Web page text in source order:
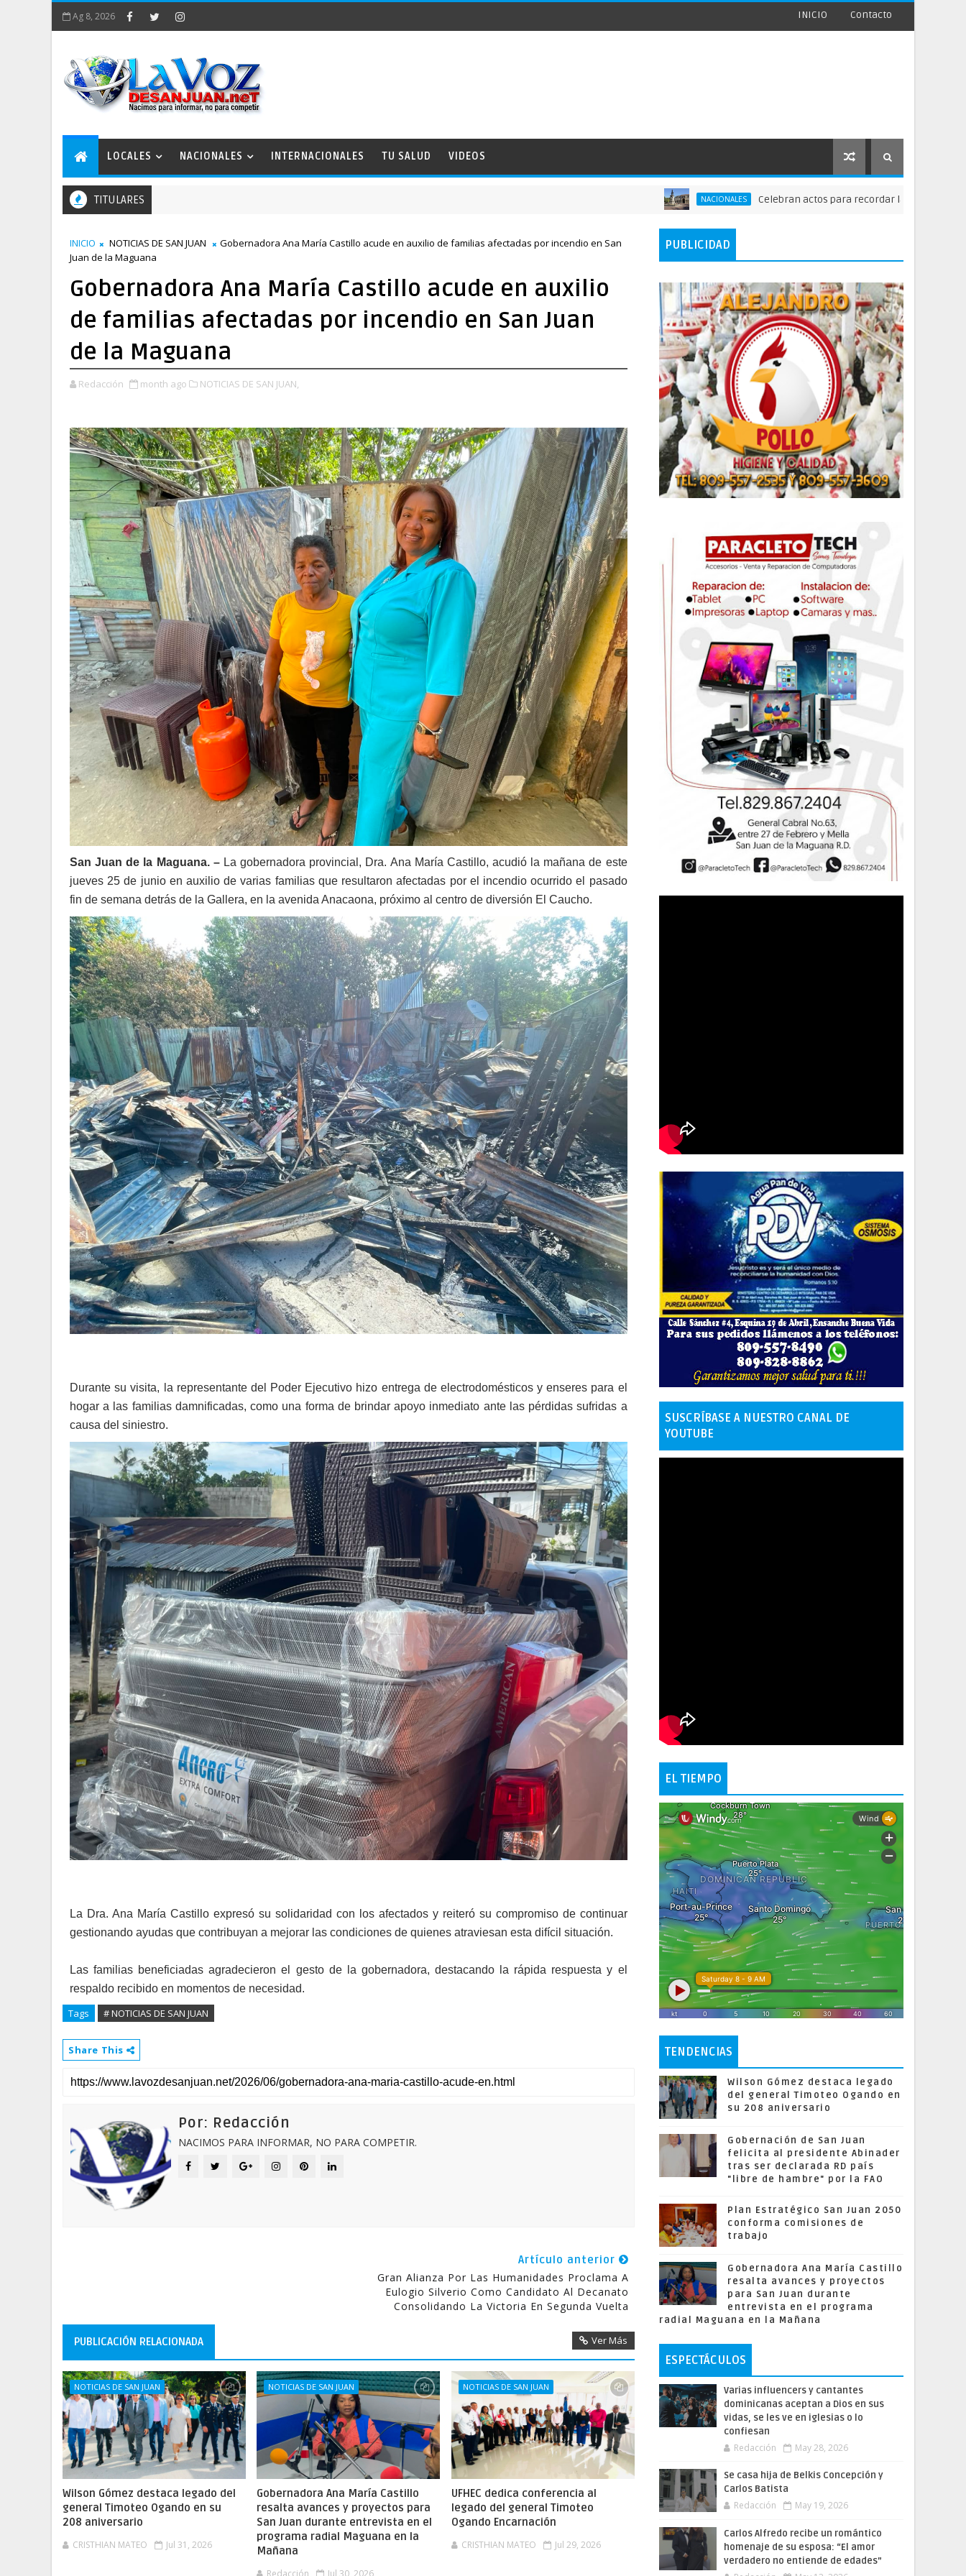
Ag 8, 2026 INICIO Contacto
LOCALES NACIONALES INTERNACIONALES TU SALUD VIDEOS
TITULARES NACIONALES Celebran actos para recordar la fundación de Santo
INICIO NOTICIAS DE SAN JUAN
Gobernadora Ana María Castillo acude en auxilio de familias afectadas por incendio en San
Juan de la Maguana
Gobernadora Ana María Castillo acude en auxilio
de familias afectadas por incendio en San Juan
de la Maguana
Redacción month ago NOTICIAS DE SAN JUAN,
San Juan de la Maguana. –La gobernadora provincial, Dra. Ana María Castillo, acudió la mañana de este
jueves 25 de junio en auxilio de varias familias que resultaron afectadas por el incendio ocurrido el pasado
fin de semana detrás de la Gallera, en la avenida Anacaona, próximo al centro de diversión El Caucho.
Durante su visita, la representante del Poder Ejecutivo hizo entrega de electrodomésticos y enseres para el
hogar a las familias damnificadas, como una forma de brindar apoyo inmediato ante las pérdidas sufridas a
causa del siniestro.
La Dra. Ana María Castillo expresó su solidaridad con los afectados y reiteró su compromiso de continuar
gestionando ayudas que contribuyan a mejorar las condiciones de quienes atraviesan esta difícil situación.
Las familias beneficiadas agradecieron el gesto de la gobernadora, destacando la rápida respuesta y el
respaldo recibido en momentos de necesidad.
Tags # NOTICIAS DE SAN JUAN
Share This
Por: Redacción
NACIMOS PARA INFORMAR, NO PARA COMPETIR.
Artículo anterior
Gran Alianza Por Las Humanidades Proclama A
Eulogio Silverio Como Candidato Al Decanato
Consolidando La Victoria En Segunda Vuelta
PUBLICACIÓN RELACIONADA Ver Más
NOTICIAS DE SAN JUAN
Wilson Gómez destaca legado del
general Timoteo Ogando en su
208 aniversario
CRISTHIAN MATEO Jul 31, 2026
NOTICIAS DE SAN JUAN
Gobernadora Ana María Castillo
resalta avances y proyectos para
San Juan durante entrevista en el
programa radial Maguana en la
Mañana
Redacción Jul 30, 2026
NOTICIAS DE SAN JUAN
UFHEC dedica conferencia al
legado del general Timoteo
Ogando Encarnación
CRISTHIAN MATEO Jul 29, 2026
PUBLICIDAD
SUSCRÍBASE A NUESTRO CANAL DE
YOUTUBE
EL TIEMPO
TENDENCIAS
Wilson Gómez destaca legado
del general Timoteo Ogando en
su 208 aniversario
Gobernación de San Juan
felicita al presidente Abinader
tras ser declarada RD país
"libre de hambre" por la FAO
Plan Estratégico San Juan 2050
conforma comisiones de
trabajo
Gobernadora Ana María Castillo
resalta avances y proyectos
para San Juan durante
entrevista en el programa
radial Maguana en la Mañana
ESPECTÁCULOS
Varias influencers y cantantes
dominicanas aceptan a Dios en sus
vidas, se les ve en iglesias o lo
confiesan
Redacción May 28, 2026
Se casa hija de Belkis Concepción y
Carlos Batista
Redacción May 19, 2026
Carlos Alfredo recibe un romántico
homenaje de su esposa: “El amor
verdadero no entiende de edades”